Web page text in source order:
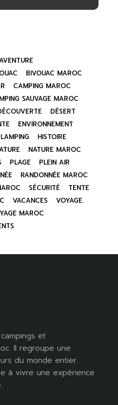
BIVOUAC MAROC
CAMPING MAROC
SAUVAGE MAROC
DÉSERT
ENVIRONNEMENT
HISTOIRE
NATURE MAROC
PLAGE
PLEIN AIR
RANDONNÉE MAROC
SÉCURITÉ
TENTE
VACANCES
VOYAGE.
MAROC
et
Il regroupe une
du monde entier.
à vivre une expérience